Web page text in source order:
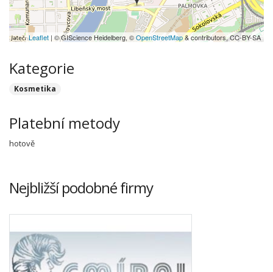
Leaflet | © GIScience Heidelberg, ©OpenStreetMap& contributors, CC-BY-SA
Kategorie
Kosmetika
Platební metody
hotově
Nejbližší podobné firmy